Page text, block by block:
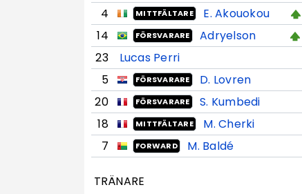
4 MITTFÄLTARE E. Akouokou
14 FÖRSVARARE Adryelson
23
Lucas Perri
5
FÖRSVARARE
D. Lovren
20
FÖRSVARARE
S. Kumbedi
18
MITTFÄLTARE
M. Cherki
7
FORWARD M. Baldé
TRÄNARE